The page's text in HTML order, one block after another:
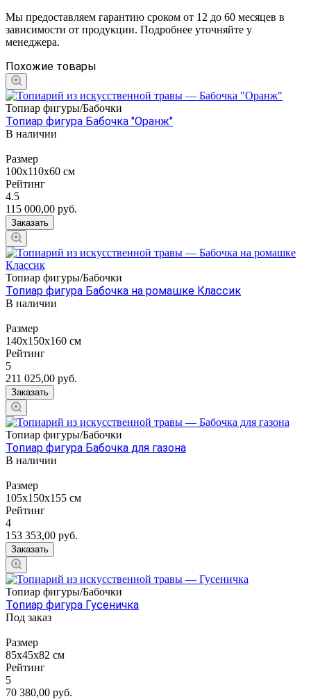
Мы предоставляем гарантию сроком от 12 до 60 месяцев в
зависимости от продукции. Подробнее уточняйте у
менеджера.
Похожие товары
Топиар фигуры/Бабочки
Топиар фигура Бабочка "Оранж"
В наличии
Размер
100х110х60 см
Рейтинг
4.5
115 000,00 руб.
Заказать
Топиар фигуры/Бабочки
Топиар фигура Бабочка на ромашке Классик
В наличии
Размер
140х150х160 см
Рейтинг
5
211 025,00 руб.
Заказать
Топиар фигуры/Бабочки
Топиар фигура Бабочка для газона
В наличии
Размер
105х150х155 см
Рейтинг
4
153 353,00 руб.
Заказать
Топиар фигуры/Бабочки
Топиар фигура Гусеничка
Под заказ
Размер
85х45х82 см
Рейтинг
5
70 380,00 руб.